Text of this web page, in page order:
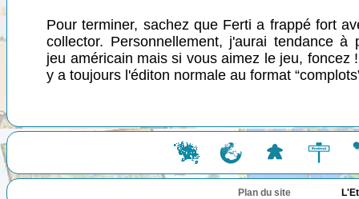
Pour terminer, sachez que Ferti a frappé fort
collector. Personnellement, j'aurai tendance à
jeu américain mais si vous aimez le jeu, foncez
y a toujours l'éditon normale au format
Plan du site